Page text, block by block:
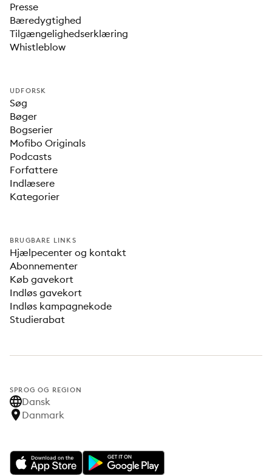
Presse
Bæredygtighed
Tilgængelighedserklæring
Whistleblow
UDFORSK
Søg
Bøger
Bogserier
Mofibo Originals
Podcasts
Forfattere
Indlæsere
Kategorier
BRUGBARE LINKS
Hjælpecenter og kontakt
Abonnementer
Køb gavekort
Indløs gavekort
Indløs kampagnekode
Studierabat
SPROG OG REGION
Dansk
Danmark